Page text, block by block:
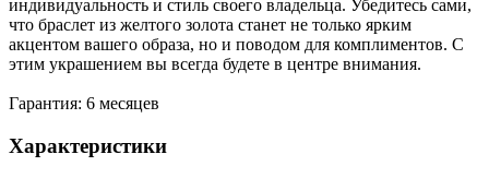
индивидуальность и стиль своего владельца. Убедитесь сами,
что браслет из желтого золота станет не только ярким
акцентом вашего образа, но и поводом для комплиментов. С
этим украшением вы всегда будете в центре внимания.
Гарантия: 6 месяцев
Характеристики